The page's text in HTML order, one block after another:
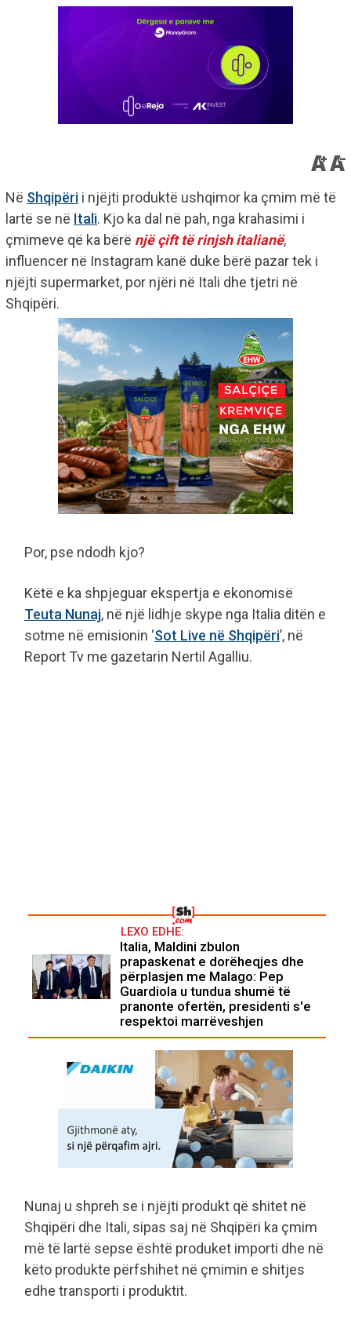
Në Shqipëri i njëjti produktë ushqimor ka çmim më të
lartë se në Itali. Kjo ka dal në pah, nga krahasimi i
çmimeve që ka bërë një çift të rinjsh italianë,
influencer në Instagram kanë duke bërë pazar tek i
njëjti supermarket, por njëri në Itali dhe tjetri në
Shqipëri.
Por, pse ndodh kjo?
Këtë e ka shpjeguar ekspertja e ekonomisë
Teuta Nunaj, në një lidhje skype nga Italia ditën e
sotme në emisionin ‘Sot Live në Shqipëri’, në
Report Tv me gazetarin Nertil Agalliu.
LEXO EDHE:
Italia, Maldini zbulon
prapaskenat e dorëheqjes dhe
përplasjen me Malago: Pep
Guardiola u tundua shumë të
pranonte ofertën, presidenti s'e
respektoi marrëveshjen
Nunaj u shpreh se i njëjti produkt që shitet në
Shqipëri dhe Itali, sipas saj në Shqipëri ka çmim
më të lartë sepse është produket importi dhe në
këto produkte përfshihet në çmimin e shitjes
edhe transporti i produktit.